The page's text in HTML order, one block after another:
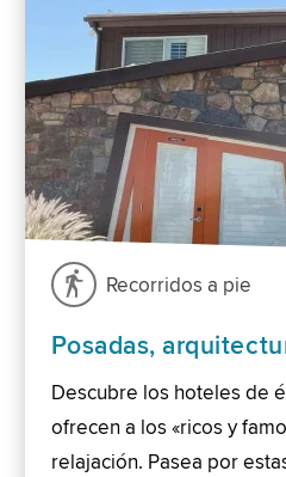
Recorridos a pie
Posadas,
Descubre los hoteles de
ofrecen a los «ricos y
relajación. Pasea por